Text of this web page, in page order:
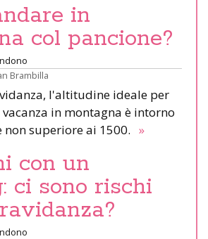
in
col pancione?
Brambilla
l'altitudine ideale per
in montagna è intorno
non superiore ai 1500. »
con un
ci sono rischi